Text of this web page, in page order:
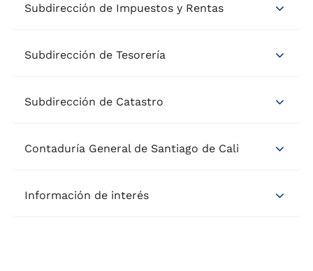
Subdirección de Impuestos y Rentas
Subdirección de Tesorería
Subdirección de Catastro
Contaduría General de Santiago de Cali
Información de interés